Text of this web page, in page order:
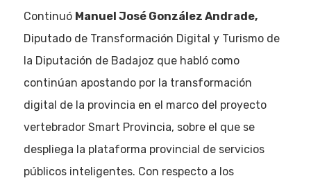
Continuó Manuel José González Andrade,
Diputado de Transformación Digital y Turismo de
la Diputación de Badajoz que habló como
continúan apostando por la transformación
digital de la provincia en el marco del proyecto
vertebrador Smart Provincia, sobre el que se
despliega la plataforma provincial de servicios
públicos inteligentes. Con respecto a los
Eventos
Empresas
Noticias